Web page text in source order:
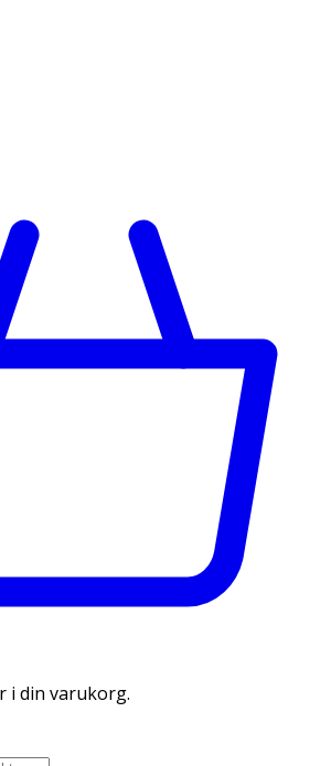
i din varukorg.